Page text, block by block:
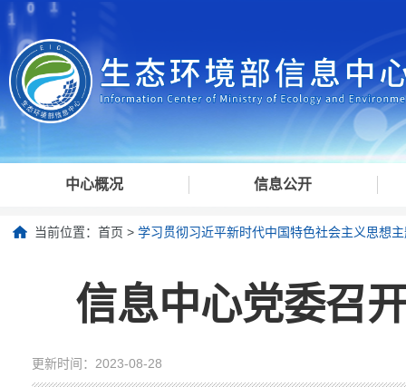
中心概况 信息公开
当前位置： 首页 > 学习贯彻习近平新时代中国特色社会主义思想
信息中心党委召
更新时间：2023-08-28